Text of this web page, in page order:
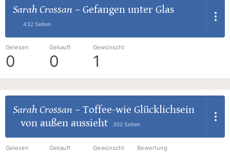
Sarah Crossan – Gefangen unter Glas
432 Seiten
Gelesen
0
Gekauft
0
Gewünscht
1
Sarah Crossan – Toffee-wie Glücklichsein
von außen aussieht
352 Seiten
Gelesen Gekauft Gewünscht Bewertung